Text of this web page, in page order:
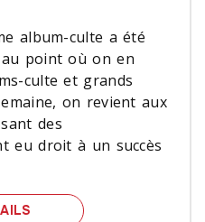
album-culte a été
point où on en
culte et grands
on revient aux
des
eu droit à un succès
CINQ ALBUMS-CULTE À